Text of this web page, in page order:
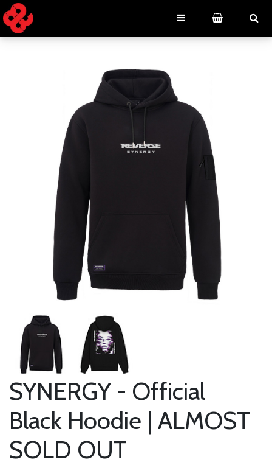
SYNERGY - Official
Black Hoodie | ALMOST
SOLD OUT